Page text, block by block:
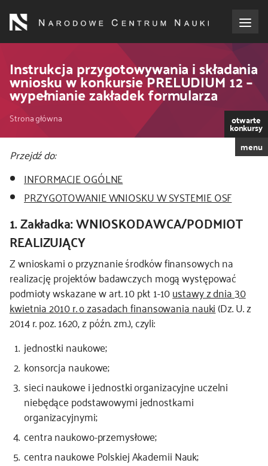
treści
dla wnioskodawców
dla realizujących projekty
dla ekspertów
efekty NCN
współpraca międzynarodowa
nagroda NCN
kontakt
Instrukcja przygotowywania i składania
wniosku w konkursie PRELUDIUM 12 –
wypełnianie zakładek formularza
Ścieżka
nawigacyjna
Strona główna otwarte
konkursy
menu
Przejdź do:
INFORMACJE OGÓLNE
PRZYGOTOWANIE WNIOSKU W SYSTEMIE OSF
1. Zakładka: WNIOSKODAWCA/PODMIOT
REALIZUJĄCY
Z wnioskami o przyznanie środków finansowych na
realizację projektów badawczych mogą występować
podmioty wskazane w art. 10 pkt 1-10ustawy z dnia 30
kwietnia 2010 r. o zasadach finansowania nauki(Dz. U. z
2014 r. poz. 1620, z późn. zm.), czyli:
jednostki naukowe;
konsorcja naukowe;
sieci naukowe i jednostki organizacyjne uczelni
niebędące podstawowymi jednostkami
organizacyjnymi;
centra naukowo-przemysłowe;
centra naukowe Polskiej Akademii Nauk;